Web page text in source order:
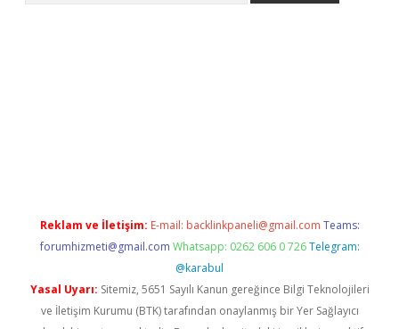
Reklam ve İletişim: E-mail: backlinkpaneli@gmail.com Teams:
forumhizmeti@gmail.com Whatsapp: 0262 606 0 726 Telegram:
@karabul
Yasal Uyarı: Sitemiz, 5651 Sayılı Kanun gereğince Bilgi Teknolojileri
ve İletişim Kurumu (BTK) tarafından onaylanmış bir Yer Sağlayıcı